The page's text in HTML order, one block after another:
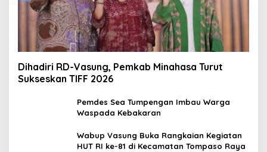
Dihadiri RD-Vasung, Pemkab Minahasa Turut
Sukseskan TIFF 2026
Pemdes Sea Tumpengan Imbau Warga
Waspada Kebakaran
Wabup Vasung Buka Rangkaian Kegiatan
HUT RI ke-81 di Kecamatan Tompaso Raya